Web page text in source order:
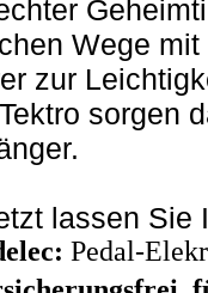
Wege
zur
sorgen
lassen Sie
Pedal-